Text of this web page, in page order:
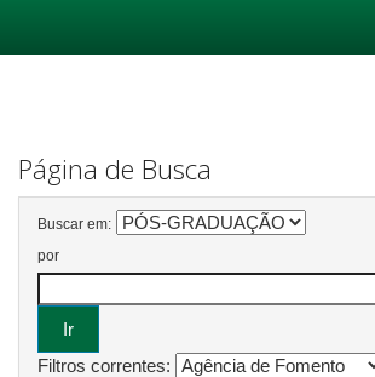
Página de Busca
Buscar em:
por
Filtros correntes: